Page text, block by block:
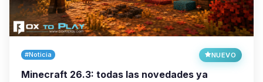
#Noticia NUEVO
Minecraft 26.3: todas las novedades ya